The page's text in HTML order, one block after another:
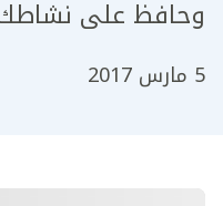
وحافظ على
5 مارس 2017